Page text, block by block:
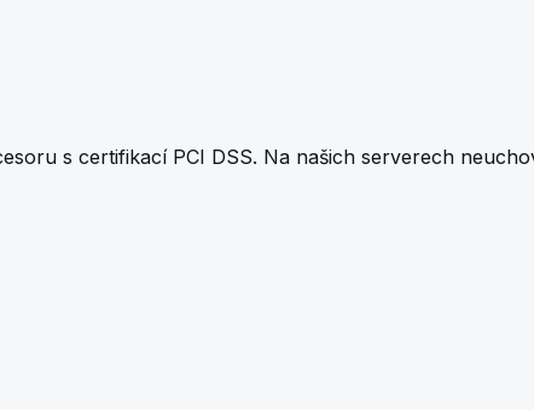
s certifikací PCI DSS. Na našich serverech